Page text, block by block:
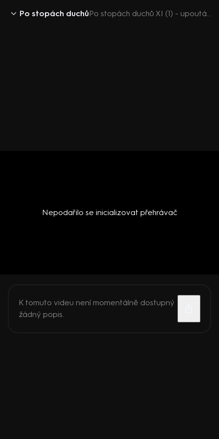
Po stopách duchů Po stopách duchů XI (1) - upoutávka
Nepodařilo se inicializovat přehrávač
K tomuto videu není momentálně dostupný
žádný popis.